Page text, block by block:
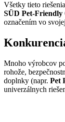
Všetky tieto
SÜD Pet-Friendly
označením vo
Mnoho výrobcov
rohože,
doplnky (napr. Pet
univerzálnych